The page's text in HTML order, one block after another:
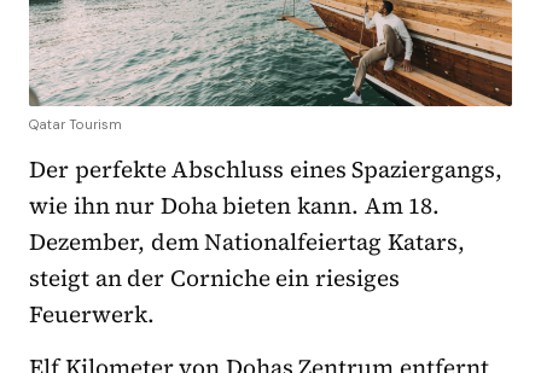
Qatar Tourism
Der perfekte Abschluss eines Spaziergangs,
wie ihn nur Doha bieten kann. Am 18.
Dezember, dem Nationalfeiertag Katars,
steigt an der Corniche ein riesiges
Feuerwerk.